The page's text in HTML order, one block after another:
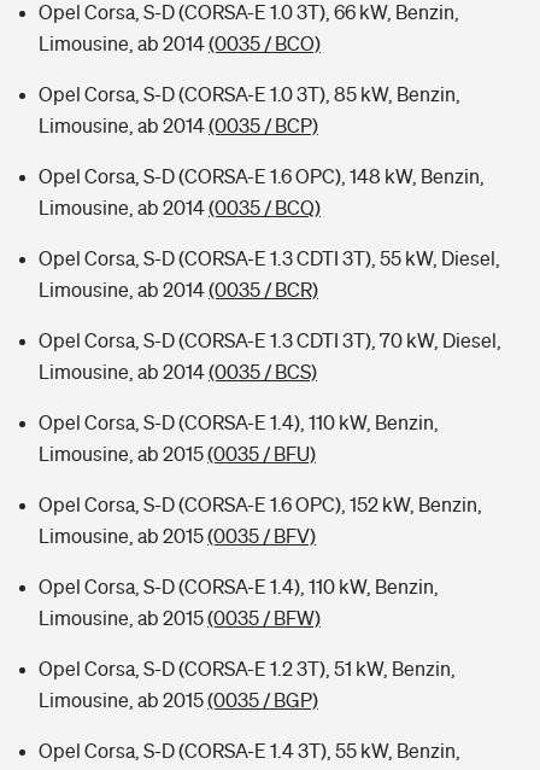
Opel Corsa, S-D (CORSA-E 1.0 3T), 66 kW, Benzin,
Limousine, ab 2014(0035 / BCO)
Opel Corsa, S-D (CORSA-E 1.0 3T), 85 kW, Benzin,
Limousine, ab 2014(0035 / BCP)
Opel Corsa, S-D (CORSA-E 1.6 OPC), 148 kW, Benzin,
Limousine, ab 2014(0035 / BCQ)
Opel Corsa, S-D (CORSA-E 1.3 CDTI 3T), 55 kW, Diesel,
Limousine, ab 2014(0035 / BCR)
Opel Corsa, S-D (CORSA-E 1.3 CDTI 3T), 70 kW, Diesel,
Limousine, ab 2014(0035 / BCS)
Opel Corsa, S-D (CORSA-E 1.4), 110 kW, Benzin,
Limousine, ab 2015(0035 / BFU)
Opel Corsa, S-D (CORSA-E 1.6 OPC), 152 kW, Benzin,
Limousine, ab 2015(0035 / BFV)
Opel Corsa, S-D (CORSA-E 1.4), 110 kW, Benzin,
Limousine, ab 2015(0035 / BFW)
Opel Corsa, S-D (CORSA-E 1.2 3T), 51 kW, Benzin,
Limousine, ab 2015(0035 / BGP)
Opel Corsa, S-D (CORSA-E 1.4 3T), 55 kW, Benzin,